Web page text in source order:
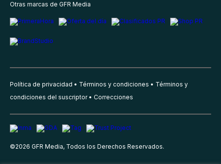
Otras marcas de GFR Media
Política de privacidad Términos y condiciones
Términos y
condiciones del suscriptor
Correcciones
©2026 GFR Media, Todos los Derechos Reservados.